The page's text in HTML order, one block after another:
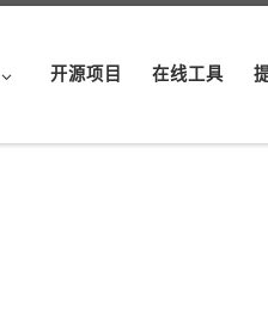
开源项目 在线工具